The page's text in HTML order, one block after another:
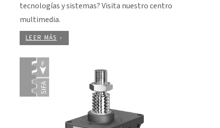
tecnologías y sistemas? Visita nuestro centro
multimedia.
LEER MÁS